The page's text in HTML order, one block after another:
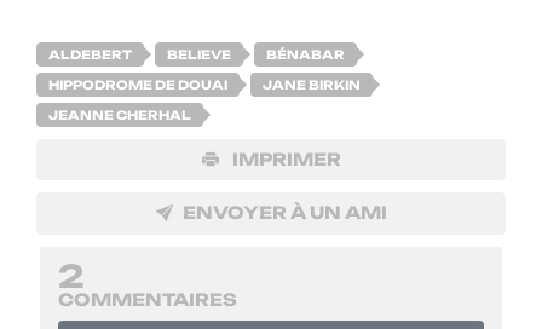
ALDEBERT BELIEVE BÉNABAR
HIPPODROME DE DOUAI JANE BIRKIN
JEANNE CHERHAL
IMPRIMER
ENVOYER À UN AMI
2
COMMENTAIRES